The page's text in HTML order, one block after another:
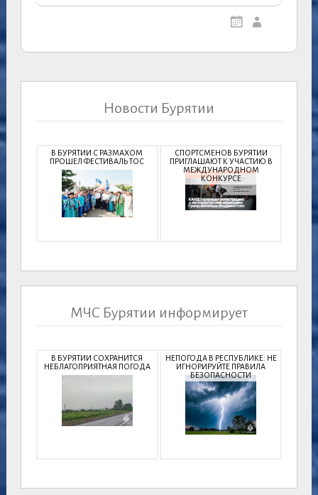
Новости Бурятии
В БУРЯТИИ С РАЗМАХОМ
ПРОШЕЛ ФЕСТИВАЛЬ ТОС
СПОРТСМЕНОВ БУРЯТИИ
ПРИГЛАШАЮТ К УЧАСТИЮ В
МЕЖДУНАРОДНОМ
КОНКУРСЕ
МЧС Бурятии информирует
В БУРЯТИИ СОХРАНИТСЯ
НЕБЛАГОПРИЯТНАЯ ПОГОДА
НЕПОГОДА В РЕСПУБЛИКЕ: НЕ
ИГНОРИРУЙТЕ ПРАВИЛА
БЕЗОПАСНОСТИ